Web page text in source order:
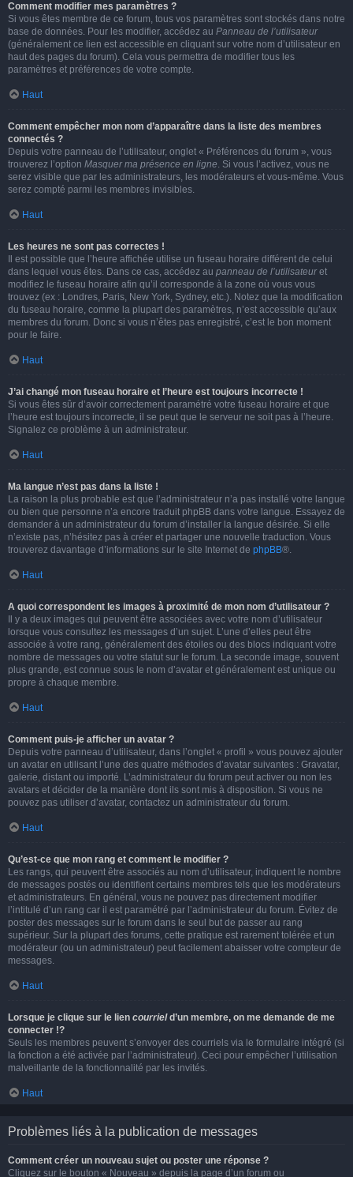
Comment modifier mes paramètres ?
Si vous êtes membre de ce forum, tous vos paramètres sont stockés dans notre
base de données. Pour les modifier, accédez au Panneau de l’utilisateur
(généralement ce lien est accessible en cliquant sur votre nom d’utilisateur en
haut des pages du forum). Cela vous permettra de modifier tous les
paramètres et préférences de votre compte.
Haut
Comment empêcher mon nom d’apparaître dans la liste des membres
connectés ?
Depuis votre panneau de l’utilisateur, onglet « Préférences du forum », vous
trouverez l’option Masquer ma présence en ligne. Si vous l’activez, vous ne
serez visible que par les administrateurs, les modérateurs et vous-même. Vous
serez compté parmi les membres invisibles.
Haut
Les heures ne sont pas correctes !
Il est possible que l’heure affichée utilise un fuseau horaire différent de celui
dans lequel vous êtes. Dans ce cas, accédez au panneau de l’utilisateuret
modifiez le fuseau horaire afin qu’il corresponde à la zone où vous vous
trouvez (ex : Londres, Paris, New York, Sydney, etc.). Notez que la modification
du fuseau horaire, comme la plupart des paramètres, n’est accessible qu’aux
membres du forum. Donc si vous n’êtes pas enregistré, c’est le bon moment
pour le faire.
Haut
J’ai changé mon fuseau horaire et l’heure est toujours incorrecte !
Si vous êtes sûr d’avoir correctement paramétré votre fuseau horaire et que
l’heure est toujours incorrecte, il se peut que le serveur ne soit pas à l’heure.
Signalez ce problème à un administrateur.
Haut
Ma langue n’est pas dans la liste !
La raison la plus probable est que l’administrateur n’a pas installé votre langue
ou bien que personne n’a encore traduit phpBB dans votre langue. Essayez de
demander à un administrateur du forum d’installer la langue désirée. Si elle
n’existe pas, n’hésitez pas à créer et partager une nouvelle traduction. Vous
trouverez davantage d’informations sur le site Internet de phpBB®.
Haut
A quoi correspondent les images à proximité de mon nom d’utilisateur ?
Il y a deux images qui peuvent être associées avec votre nom d’utilisateur
lorsque vous consultez les messages d’un sujet. L’une d’elles peut être
associée à votre rang, généralement des étoiles ou des blocs indiquant votre
nombre de messages ou votre statut sur le forum. La seconde image, souvent
plus grande, est connue sous le nom d’avatar et généralement est unique ou
propre à chaque membre.
Haut
Comment puis-je afficher un avatar ?
Depuis votre panneau d’utilisateur, dans l’onglet « profil » vous pouvez ajouter
un avatar en utilisant l’une des quatre méthodes d’avatar suivantes : Gravatar,
galerie, distant ou importé. L’administrateur du forum peut activer ou non les
avatars et décider de la manière dont ils sont mis à disposition. Si vous ne
pouvez pas utiliser d’avatar, contactez un administrateur du forum.
Haut
Qu’est-ce que mon rang et comment le modifier ?
Les rangs, qui peuvent être associés au nom d’utilisateur, indiquent le nombre
de messages postés ou identifient certains membres tels que les modérateurs
et administrateurs. En général, vous ne pouvez pas directement modifier
l’intitulé d’un rang car il est paramétré par l’administrateur du forum. Évitez de
poster des messages sur le forum dans le seul but de passer au rang
supérieur. Sur la plupart des forums, cette pratique est rarement tolérée et un
modérateur (ou un administrateur) peut facilement abaisser votre compteur de
messages.
Haut
Lorsque je clique sur le lien courrield’un membre, on me demande de me
connecter !?
Seuls les membres peuvent s’envoyer des courriels via le formulaire intégré (si
la fonction a été activée par l’administrateur). Ceci pour empêcher l’utilisation
malveillante de la fonctionnalité par les invités.
Haut
Problèmes liés à la publication de messages
Comment créer un nouveau sujet ou poster une réponse ?
Cliquez sur le bouton « Nouveau » depuis la page d’un forum ou